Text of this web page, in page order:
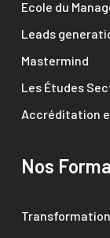
Ecole du
Leads
Mastermind
Les Études
Accréditation
Nos